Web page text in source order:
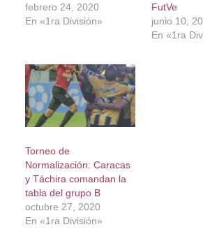
febrero 24, 2020
En «1ra División»
FutVe
junio 10,
En «1ra
Torneo de
Normalización: Caracas
y Táchira comandan la
tabla del grupo B
octubre 27, 2020
En «1ra División»